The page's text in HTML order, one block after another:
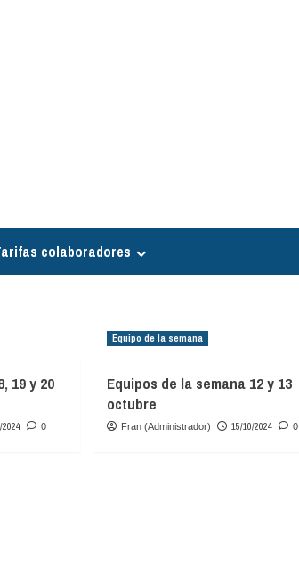
colaboradores
19 y 20
2024 0
Equipo de la semana
Equipos de la semana 12 y 13
octubre
Fran (Administrador) 15/10/2024 0